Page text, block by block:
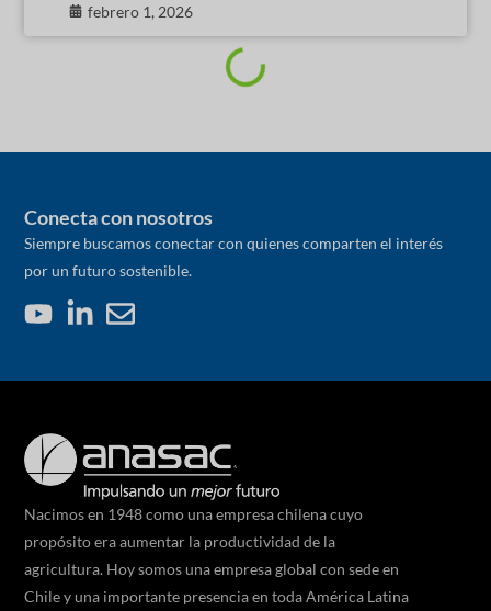
febrero 1, 2026
Conecta con nosotros
Siempre buscamos conectar con quienes comparten el interés
por un futuro sostenible.
Nacimos en 1948 como una empresa chilena cuyo
propósito era aumentar la productividad de la
agricultura. Hoy somos una empresa global con sede en
Chile y una importante presencia en toda América Latina